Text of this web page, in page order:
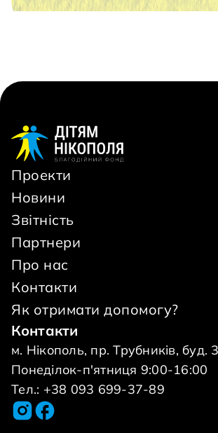
Проекти
Новини
Звітність
Партнери
Про нас
Контакти
Як отримати допомогу?
Контакти
м. Нікополь, пр. Трубників, буд.
Понеділок-п'ятниця 9:00-16:00
Тел.: +38 093 699-37-89